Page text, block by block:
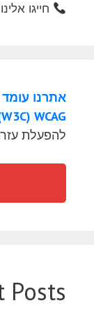
חייגו
WCAG.
להפעלת
Posts